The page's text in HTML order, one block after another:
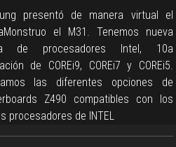
presentó de manera virtual el
el M31. Tenemos nueva
de procesadores Intel, 10a
de COREi9, COREi7 y COREi5.
las diferentes opciones de
Z490 compatibles con los
procesadores de INTEL